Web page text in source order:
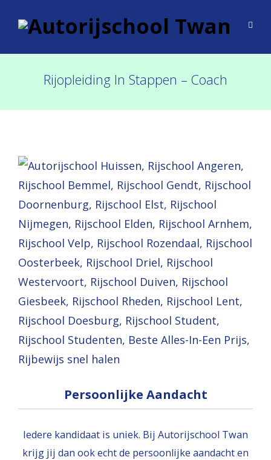
Rijopleiding In Stappen – Coach
Persoonlijke Aandacht
Iedere kandidaat is uniek. Bij Autorijschool Twan
krijg jij dan ook echt de persoonlijke aandacht en